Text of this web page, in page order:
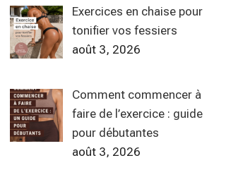
Exercices en chaise pour
tonifier vos fessiers
août 3, 2026
Comment commencer à
faire de l’exercice : guide
pour débutantes
août 3, 2026